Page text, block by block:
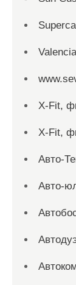
X-Fit,
X-Fit,
Авто-
Авто-